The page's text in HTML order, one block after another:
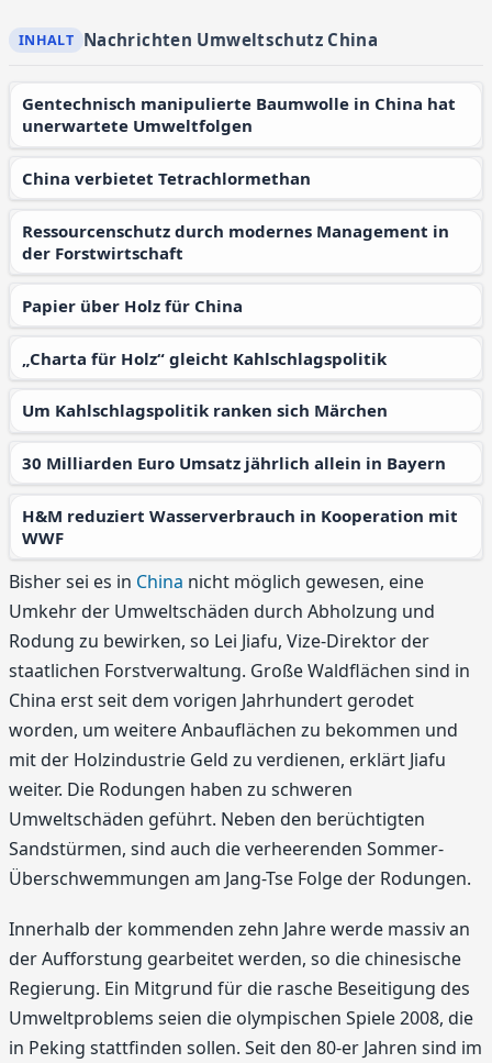
Nachrichten Umweltschutz China
Gentechnisch manipulierte Baumwolle in China hat
unerwartete Umweltfolgen
China verbietet Tetrachlormethan
Ressourcenschutz durch modernes Management in
der Forstwirtschaft
Papier über Holz für China
„Charta für Holz“ gleicht Kahlschlagspolitik
Um Kahlschlagspolitik ranken sich Märchen
30 Milliarden Euro Umsatz jährlich allein in Bayern
H&M reduziert Wasserverbrauch in Kooperation mit
WWF
Bisher sei es in China nicht möglich gewesen, eine
Umkehr der Umweltschäden durch Abholzung und
Rodung zu bewirken, so Lei Jiafu, Vize-Direktor der
staatlichen Forstverwaltung. Große Waldflächen sind in
China erst seit dem vorigen Jahrhundert gerodet
worden, um weitere Anbauflächen zu bekommen und
mit der Holzindustrie Geld zu verdienen, erklärt Jiafu
weiter. Die Rodungen haben zu schweren
Umweltschäden geführt. Neben den berüchtigten
Sandstürmen, sind auch die verheerenden Sommer-
Überschwemmungen am Jang-Tse Folge der Rodungen.
Innerhalb der kommenden zehn Jahre werde massiv an
der Aufforstung gearbeitet werden, so die chinesische
Regierung. Ein Mitgrund für die rasche Beseitigung des
Umweltproblems seien die olympischen Spiele 2008, die
in Peking stattfinden sollen. Seit den 80-er Jahren sind im